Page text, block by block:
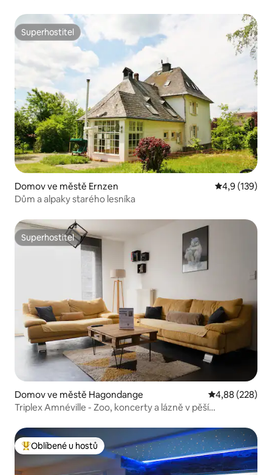
Superhostitel
Superhostitel
Domov ve městě Ernzen Průměrné
4,9 (139)
Dům a alpaky starého lesníka
Superhostitel
Superhostitel
Domov ve městě Hagondange Průměrné
4,88 (228)
Triplex Amnéville - Zoo, koncerty a lázně v pěší
Nejlepší v kategorii Oblíbené u hostů
Oblíbené u hostů